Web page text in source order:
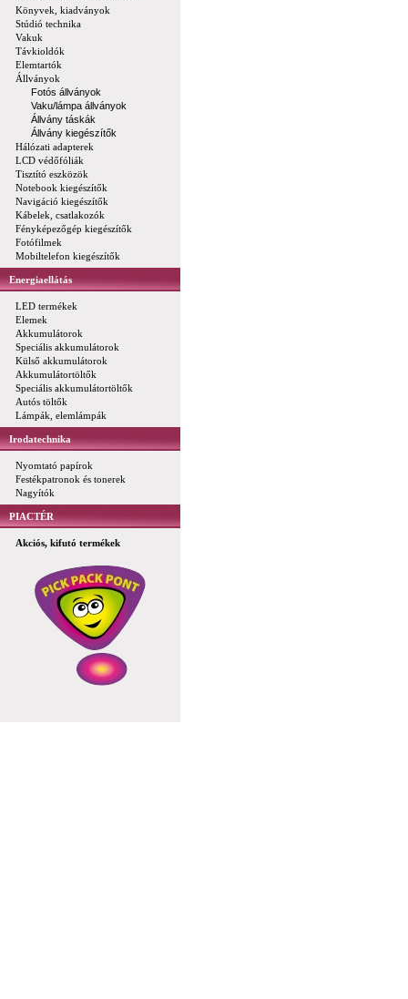
Könyvek, kiadványok
Stúdió technika
Vakuk
Távkioldók
Elemtartók
Állványok
Fotós állványok
Vaku/lámpa állványok
Állvány táskák
Állvány kiegészítők
Hálózati adapterek
LCD védőfóliák
Tisztító eszközök
Notebook kiegészítők
Navigáció kiegészítők
Kábelek, csatlakozók
Fényképezőgép kiegészítők
Fotófilmek
Mobiltelefon kiegészítők
Energiaellátás
LED termékek
Elemek
Akkumulátorok
Speciális akkumulátorok
Külső akkumulátorok
Akkumulátortöltők
Speciális akkumulátortöltők
Autós töltők
Lámpák, elemlámpák
Irodatechnika
Nyomtató papírok
Festékpatronok és tonerek
Nagyítók
PIACTÉR
Akciós, kifutó termékek